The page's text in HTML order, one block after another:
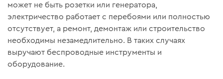
может не быть розетки или генератора,
электричество работает с перебоями или полностью
отсутствует, а ремонт, демонтаж или строительство
необходимы незамедлительно. В таких случаях
выручают беспроводные инструменты и
оборудование.